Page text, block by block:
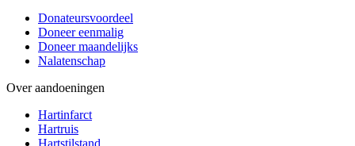
Donateursvoordeel
Doneer eenmalig
Doneer maandelijks
Nalatenschap
Over aandoeningen
Hartinfarct
Hartruis
Hartstilstand